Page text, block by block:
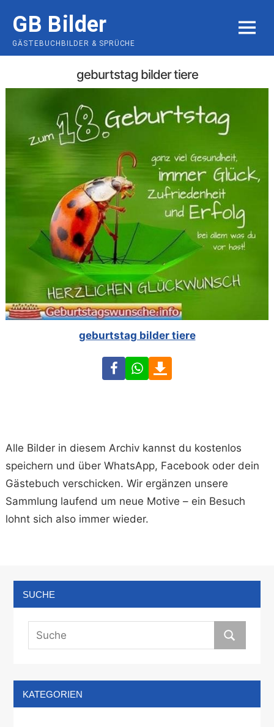
content
GB Bilder
GÄSTEBUCHBILDER & SPRÜCHE
MENU
geburtstag bilder tiere
geburtstag bilder tiere
FacebookWhatsApp
Alle Bilder in diesem Archiv kannst du kostenlos
speichern und über WhatsApp, Facebook oder dein
Gästebuch verschicken. Wir ergänzen unsere
Sammlung laufend um neue Motive – ein Besuch
lohnt sich also immer wieder.
SUCHE
KATEGORIEN